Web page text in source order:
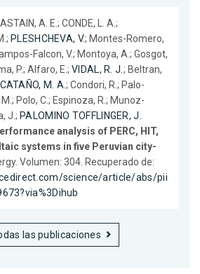
A. E.; CONDE, L. A.;
PLESHCHEVA, V.; Montes-Romero,
Falcon, V.; Montoya, A.; Gosgot,
P.; Alfaro, E.; VIDAL, R. J. ; Beltran,
CATAÑO, M. A.; Condori, R.; Palo-
Polo, C.; Espinoza, R.; Munoz-
J.; PALOMINO TOFFLINGER, J.
analysis of PERC, HIT,
systems in five Peruvian city-
Volumen: 304. Recuperado de:
science/article/abs/pii
las publicaciones